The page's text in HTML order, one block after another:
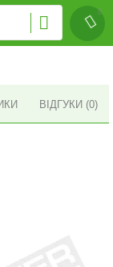
ВІДГУКИ (0)